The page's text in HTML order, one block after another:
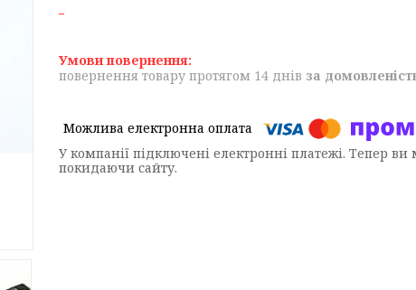
повернення товару протягом 14 днів за
У компанії підключені електронні платежі. Тепер
покидаючи сайту.